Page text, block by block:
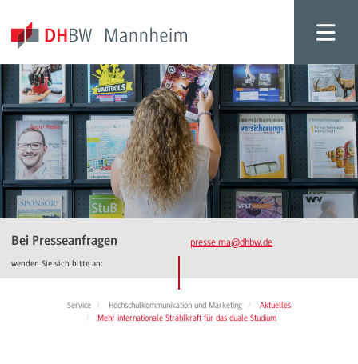
Bei Presseanfragen
wenden Sie sich bitte an:
presse.ma@dhbw.de
Service Hochschulkommunikation und Marketing
Aktuelles
Mehr internationale Strahlkraft für das duale Studium